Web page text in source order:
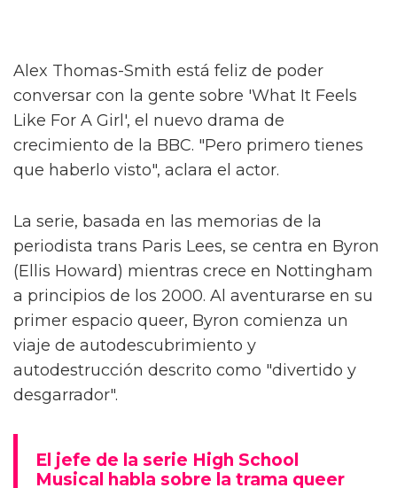
Alex Thomas-Smith está feliz de poder
conversar con la gente sobre 'What It Feels
Like For A Girl', el nuevo drama de
crecimiento de la BBC. "Pero primero tienes
que haberlo visto", aclara el actor.
La serie, basada en las memorias de la
periodista trans Paris Lees, se centra en Byron
(Ellis Howard) mientras crece en Nottingham